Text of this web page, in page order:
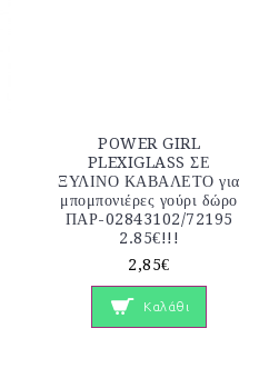
POWER GIRL
PLEXIGLASS ΣΕ
ΞΥΛΙΝΟ ΚΑΒΑΛΕΤΟ για
μπομπονιέρες γούρι δώρο
ΠΑΡ-02843102/72195
2.85€!!!
2,85€
Καλάθι